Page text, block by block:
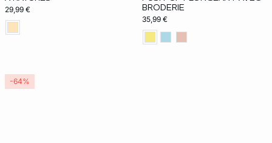
29,99 €
BRODERIE
35,99 €
-64%